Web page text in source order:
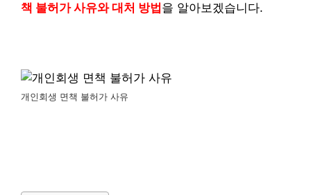
책 불허가 사유와 대처 방법 을 알아보겠습니다.
개인회생 면책 불허가 사유